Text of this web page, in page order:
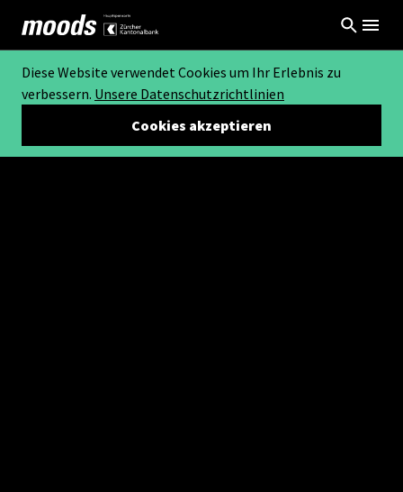
Diese Website verwendet Cookies um Ihr Erlebnis zu
verbessern. Unsere Datenschutzrichtlinien
Cookies akzeptieren